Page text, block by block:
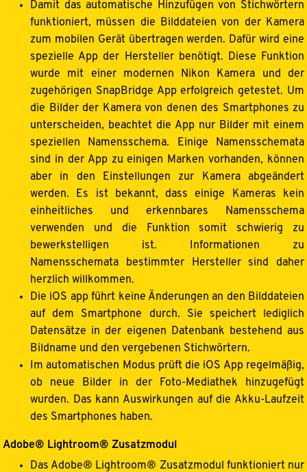
Damit das automatische Hinzufügen von Stichwörtern
funktioniert, müssen die Bilddateien von der Kamera
zum mobilen Gerät übertragen werden. Dafür wird eine
spezielle App der Hersteller benötigt. Diese Funktion
wurde mit einer modernen Nikon Kamera und der
zugehörigen SnapBridge App erfolgreich getestet. Um
die Bilder der Kamera von denen des Smartphones zu
unterscheiden, beachtet die App nur Bilder mit einem
speziellen Namensschema. Einige Namensschemata
sind in der App zu einigen Marken vorhanden, können
aber in den Einstellungen zur Kamera abgeändert
werden. Es ist bekannt, dass einige Kameras kein
einheitliches und erkennbares Namensschema
verwenden und die Funktion somit schwierig zu
bewerkstelligen ist. Informationen zu
Namensschemata bestimmter Hersteller sind daher
herzlich willkommen.
Die iOS app führt keine Änderungen an den Bilddateien
auf dem Smartphone durch. Sie speichert lediglich
Datensätze in der eigenen Datenbank bestehend aus
Bildname und den vergebenen Stichwörtern.
Im automatischen Modus prüft die iOS App regelmäßig,
ob neue Bilder in der Foto-Mediathek hinzugefügt
wurden. Das kann Auswirkungen auf die Akku-Laufzeit
des Smartphones haben.
Adobe® Lightroom® Zusatzmodul
Das Adobe® Lightroom® Zusatzmodul funktioniert nur